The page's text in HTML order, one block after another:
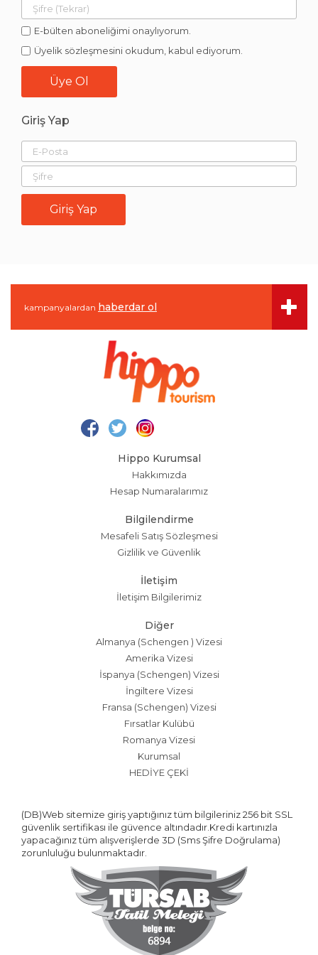
E-bülten aboneliğimi onaylıyorum.
Üyelik sözleşmesini okudum, kabul ediyorum.
Giriş Yap
kampanyalardan haberdar ol
Hippo Kurumsal
Hakkımızda
Hesap Numaralarımız
Bilgilendirme
Mesafeli Satış Sözleşmesi
Gizlilik ve Güvenlik
İletişim
İletişim Bilgilerimiz
Diğer
Almanya (Schengen ) Vizesi
Amerika Vizesi
İspanya (Schengen) Vizesi
İngiltere Vizesi
Fransa (Schengen) Vizesi
Fırsatlar Kulübü
Romanya Vizesi
Kurumsal
HEDİYE ÇEKİ
(DB)Web sitemize giriş yaptığınız tüm bilgileriniz 256 bit SSL
güvenlik sertifikası ile güvence altındadır.Kredi kartınızla
yapacağınız tüm alışverişlerde 3D (Sms Şifre Doğrulama)
zorunluluğu bulunmaktadır.